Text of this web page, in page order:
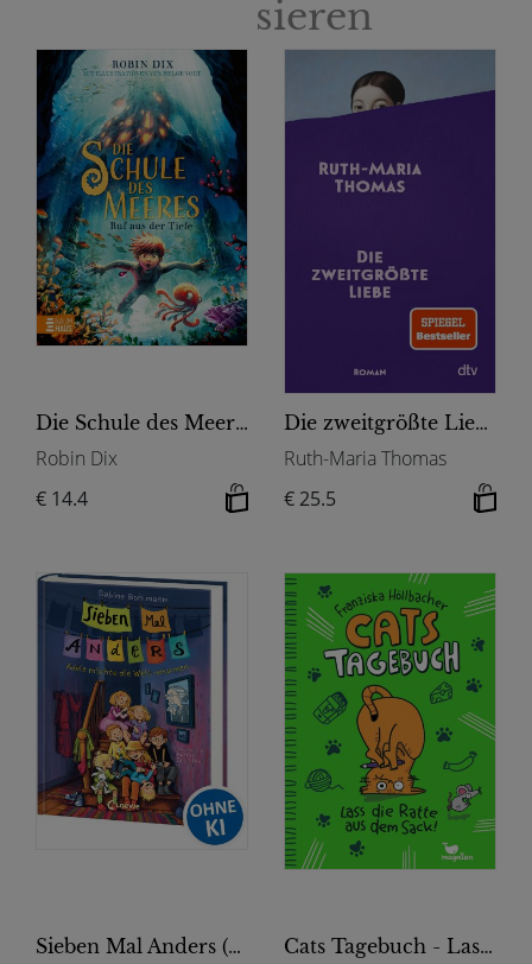
sieren
Die Schule des Meeres - Ruf aus der Tiefe
Robin Dix
€ 14.4
Die zweitgrößte Liebe
Ruth-Maria Thomas
€ 25.5
Sieben Mal Anders (Band 1) - Adele möchte die Welt umarmen Cats Tagebuch - Lass die Ratte aus dem Sack!